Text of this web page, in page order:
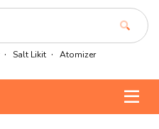
Salt Likit Atomizer